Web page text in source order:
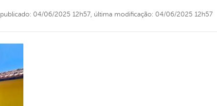
publicado: 04/06/2025 12h57, última modificação: 04/06/2025 12h57